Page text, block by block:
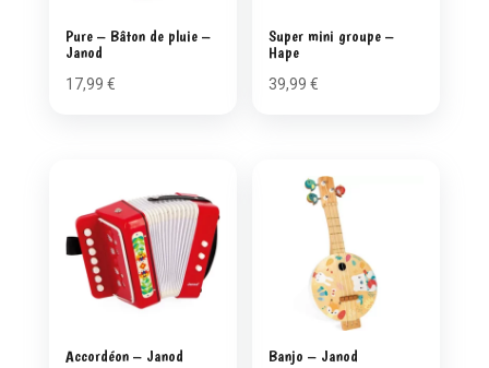
Pure – Bâton de pluie –
Janod
17,99 €
Super mini groupe –
Hape
39,99€
Accordéon – Janod Banjo – Janod